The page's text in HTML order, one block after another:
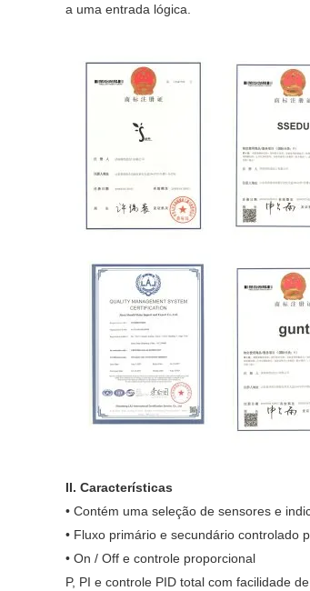
a uma entrada lógica.
II. Características
• Contém uma seleção de sensores e
• Fluxo primário e secundário controlado
• On / Off e controle proporcional
P, PI e controle PID total com facilidade